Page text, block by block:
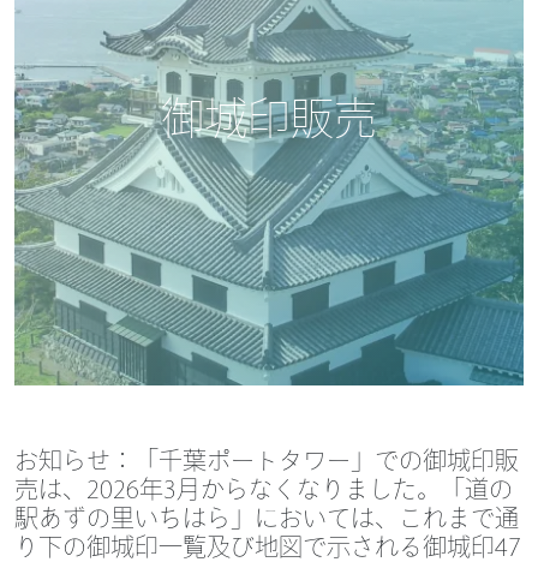
御城印販売
お知らせ：「千葉ポートタワー」での御城印販
売は、2026年3月からなくなりました。「道の
駅あずの里いちはら」においては、これまで通
り下の御城印一覧及び地図で示される御城印47